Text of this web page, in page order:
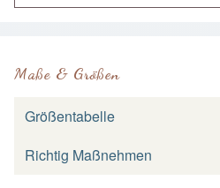
Maße & Größen
Größentabelle
Richtig Maßnehmen